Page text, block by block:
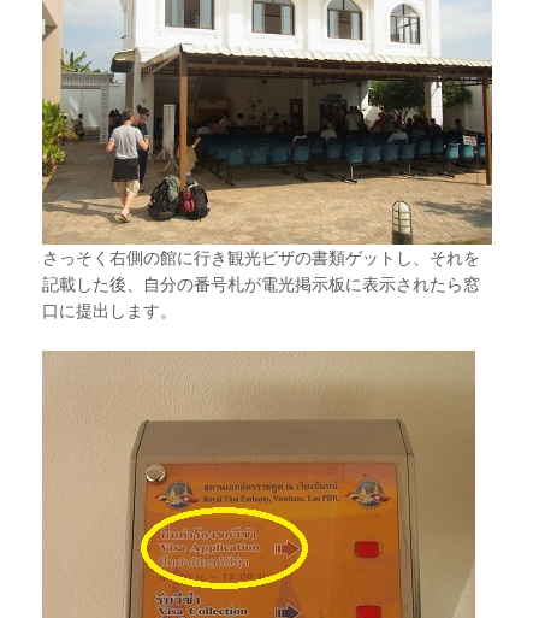
さっそく右側の館に行き観光ビザの書類ゲットし、それを
記載した後、自分の番号札が電光掲示板に表示されたら窓
口に提出します。